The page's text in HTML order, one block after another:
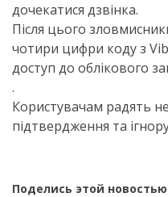
дочекатися дзвінка.
Після цього
чотири цифри коду з
доступ до облікового
.
Користувачам радять
підтвердження та
Поделись этой